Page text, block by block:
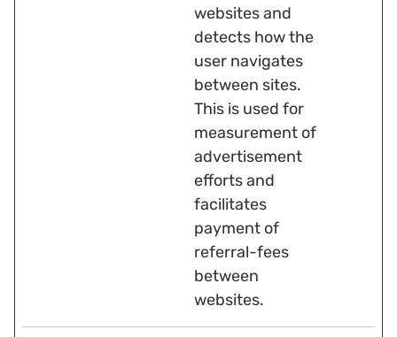
websites and
detects how the
user navigates
between sites.
This is used for
measurement of
advertisement
efforts and
facilitates
payment of
referral-fees
between
websites.